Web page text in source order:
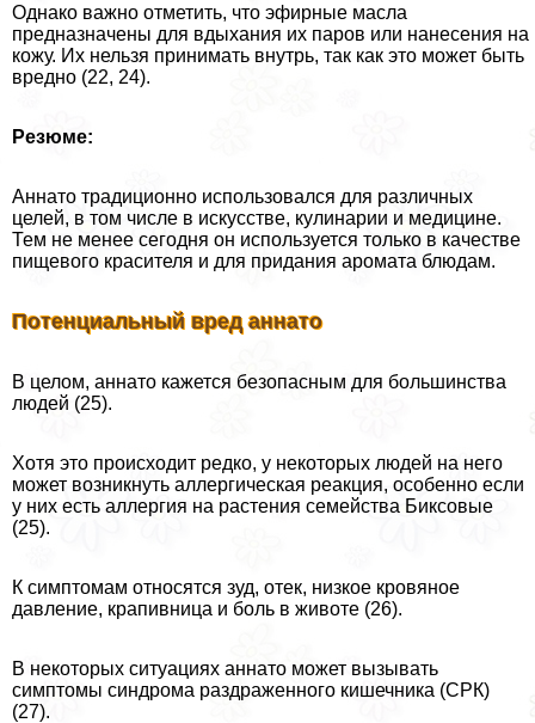
Однако важно отметить, что эфирные масла
предназначены для вдыхания их паров или нанесения на
кожу. Их нельзя принимать внутрь, так как это может быть
вредно (22, 24).
Резюме:
Аннато традиционно использовался для различных
целей, в том числе в искусстве, кулинарии и медицине.
Тем не менее сегодня он используется только в качестве
пищевого красителя и для придания аромата блюдам.
Потенциальный вред аннато
В целом, аннато кажется безопасным для большинства
людей (25).
Хотя это происходит редко, у некоторых людей на него
может возникнуть аллергическая реакция, особенно если
у них есть аллергия на растения семейства Биксовые
(25).
К симптомам относятся зуд, отек, низкое кровяное
давление, крапивница и боль в животе (26).
В некоторых ситуациях аннато может вызывать
симптомы синдрома раздраженного кишечника (СРК)
(27).